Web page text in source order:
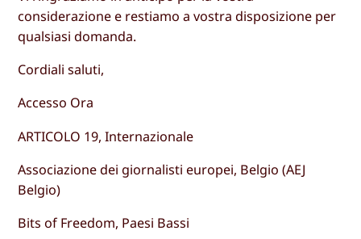
considerazione e restiamo a vostra disposizione per
qualsiasi domanda.
Cordiali saluti,
Accesso Ora
ARTICOLO 19, Internazionale
Associazione dei giornalisti europei, Belgio (AEJ
Belgio)
Bits of Freedom, Paesi Bassi